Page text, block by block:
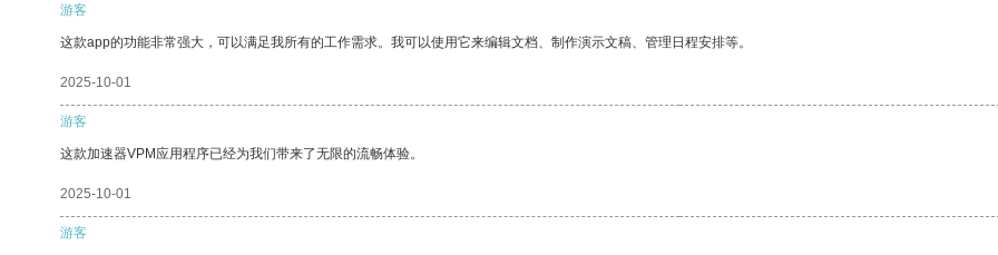
游客
这款app的功能非常强大，可以满足我所有的工作需求。我可以使用它来编辑文档、制作演示文稿、管理日程安排等。
2025-10-01
游客
这款加速器VPM应用程序已经为我们带来了无限的流畅体验。
2025-10-01
游客